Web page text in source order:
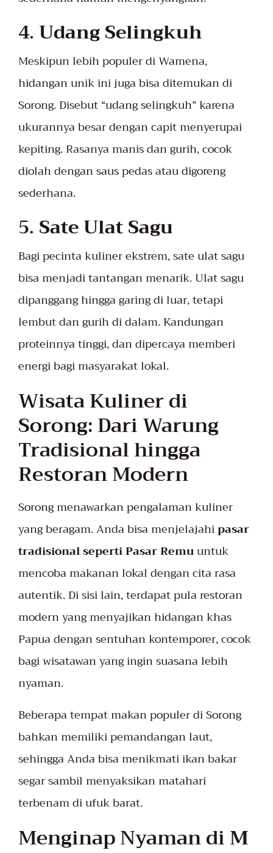
4.Udang Selingkuh
Meskipun lebih populer di Wamena,
hidangan unik ini juga bisa ditemukan di
Sorong. Disebut “udang selingkuh” karena
ukurannya besar dengan capit menyerupai
kepiting. Rasanya manis dan gurih, cocok
diolah dengan saus pedas atau digoreng
sederhana.
5. Sate Ulat Sagu
Bagi pecinta kuliner ekstrem, sate ulat sagu
bisa menjadi tantangan menarik. Ulat sagu
dipanggang hingga garing di luar, tetapi
lembut dan gurih di dalam. Kandungan
proteinnya tinggi, dan dipercaya memberi
energi bagi masyarakat lokal.
Wisata Kuliner di
Sorong: Dari Warung
Tradisional hingga
Restoran Modern
Sorong menawarkan pengalaman kuliner
yang beragam. Anda bisa menjelajahipasar
tradisional seperti Pasar Remuuntuk
mencoba makanan lokal dengan cita rasa
autentik. Di sisi lain, terdapat pula restoran
modern yang menyajikan hidangan khas
Papua dengan sentuhan kontemporer, cocok
bagi wisatawan yang ingin suasana lebih
nyaman.
Beberapa tempat makan populer di Sorong
bahkan memiliki pemandangan laut,
sehingga Anda bisa menikmati ikan bakar
segar sambil menyaksikan matahari
terbenam di ufuk barat.
Menginap Nyaman diM